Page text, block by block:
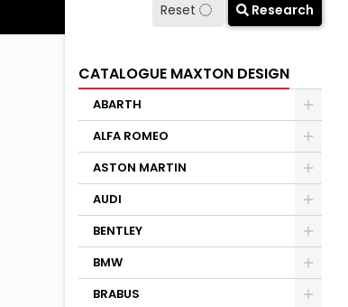
Reset Research
CATALOGUE MAXTON DESIGN
ABARTH
ALFA ROMEO
ASTON MARTIN
AUDI
BENTLEY
BMW
BRABUS